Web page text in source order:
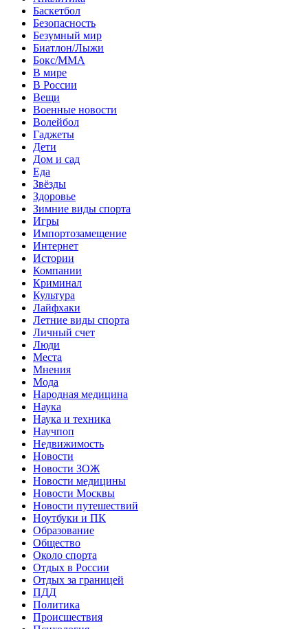
Баскетбол
Безопасность
Безумный мир
Биатлон/Лыжи
Бокс/MMA
В мире
В России
Вещи
Военные новости
Волейбол
Гаджеты
Дети
Дом и сад
Еда
Звёзды
Здоровье
Зимние виды спорта
Игры
Импортозамещение
Интернет
Истории
Компании
Криминал
Культура
Лайфхаки
Летние виды спорта
Личный счет
Люди
Места
Мнения
Мода
Народная медицина
Наука
Наука и техника
Научпоп
Недвижимость
Новости
Новости ЗОЖ
Новости медицины
Новости Москвы
Новости путешествий
Ноутбуки и ПК
Образование
Общество
Около спорта
Отдых в России
Отдых за границей
ПДД
Политика
Происшествия